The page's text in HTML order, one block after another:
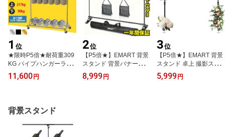
1 位
★限時P5倍★耐荷重309
KG パイプハンガーラッ
ク 頑丈 丈夫 業務用 キャ
スター付き 高さ167～18
ョウ ぐらつかない おし
ゃれ スチールパイプ シ
ルバー 省スペース 大容
量収納 組立簡単
11,600 円
2位
【P5倍★】EMART 背景
スタンド 背景バナースタ
ンド 240×240cm 撮影ス
タンド 伸縮式 幅、高さ
8,999 円
3位
【P5倍★】EMART 背景
スタンド 卓上 撮影スタ
ンド180cmx240cm 調節
可能なテーブルスタンド
5,999 円
背景スタンド